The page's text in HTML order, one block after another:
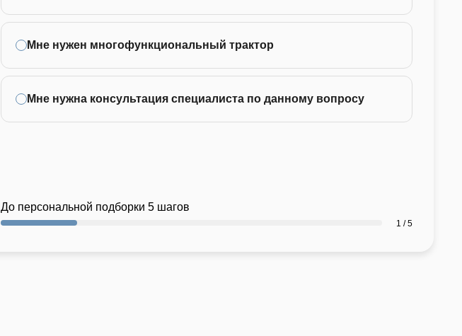
Мне нужен многофункциональный трактор
Мне нужна консультация специалиста по данному вопросу
До персональной подборки 5 шагов
1 / 5